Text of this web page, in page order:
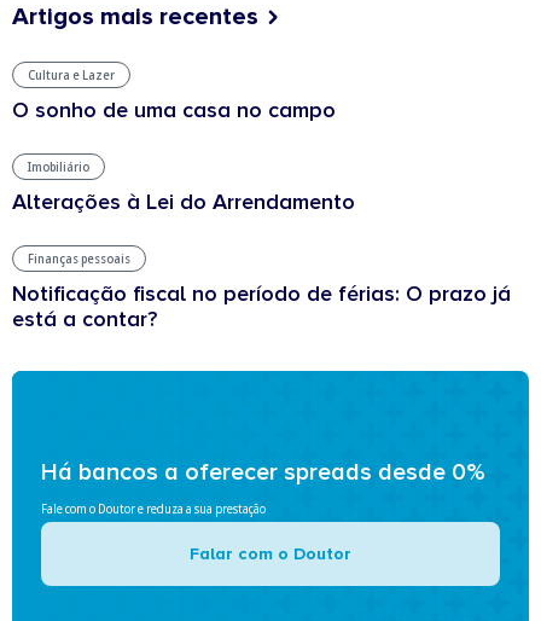
Artigos mais recentes
Cultura e Lazer
O sonho de uma casa no campo
Imobiliário
Alterações à Lei do Arrendamento
Finanças pessoais
Notificação fiscal no período de férias: O prazo já
está a contar?
Há bancos a oferecer spreads desde 0%
Fale com o Doutor e reduza a sua prestação
Falar com o Doutor